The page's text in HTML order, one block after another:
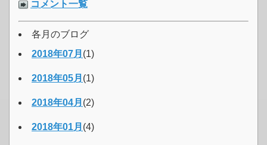
コメント一覧
各月のブログ
2018年07月 (1)
2018年05月 (1)
2018年04月 (2)
2018年01月 (4)